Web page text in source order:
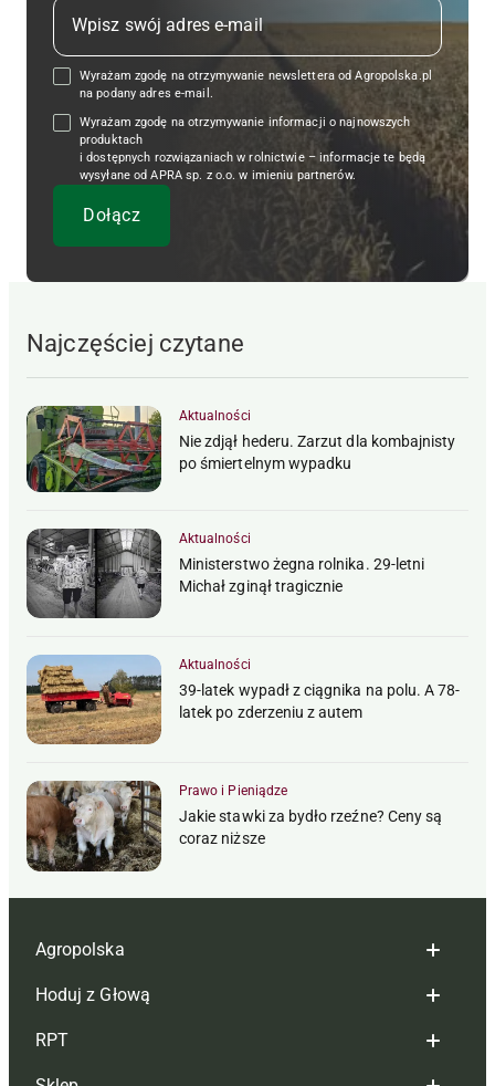
Wyrażam zgodę na otrzymywanie newslettera od Agropolska.pl
na podany adres e-mail.
Wyrażam zgodę na otrzymywanie informacji o najnowszych
produktach
i dostępnych rozwiązaniach w rolnictwie – informacje te będą
wysyłane od APRA sp. z o.o. w imieniu partnerów.
Najczęściej czytane
Aktualności
Nie zdjął hederu. Zarzut dla kombajnisty
po śmiertelnym wypadku
Aktualności
Ministerstwo żegna rolnika. 29-letni
Michał zginął tragicznie
Aktualności
39-latek wypadł z ciągnika na polu. A 78-
latek po zderzeniu z autem
Prawo i Pieniądze
Jakie stawki za bydło rzeźne? Ceny są
coraz niższe
Agropolska
Redakcja
Reklama
Hoduj z Głową
Hoduj z głową bydło
RPT